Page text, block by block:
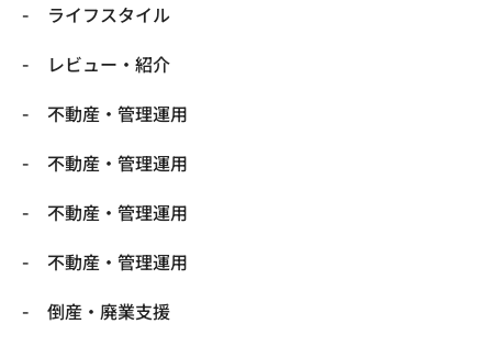
ライフスタイル
レビュー・紹介
不動産・管理運用
不動産・管理運用
不動産・管理運用
不動産・管理運用
倒産・廃業支援